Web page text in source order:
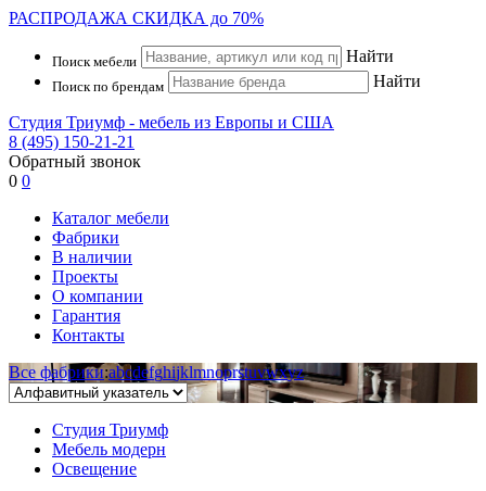
РАСПРОДАЖА СКИДКА до 70%
Поиск мебели Найти
Поиск по брендам Найти
Студия Триумф - мебель из Европы и США
8 (495) 150-21-21
Обратный звонок
0 0
Каталог мебели
Фабрики
В наличии
Проекты
О компании
Гарантия
Контакты
Все фабрики:abcdefghijklmnoprstuvwxyz
Студия Триумф
Мебель модерн
Освещение